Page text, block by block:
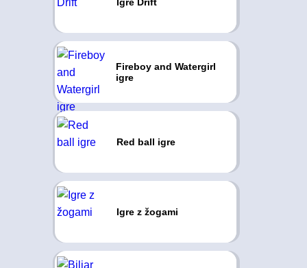
Fireboy and Watergirl
igre
Red ball igre
Igre z žogami